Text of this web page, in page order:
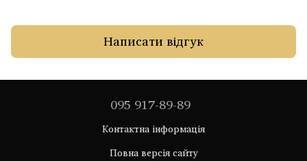
Написати відгук
095 917-89-89
Контактна інформація
Повна версія сайту